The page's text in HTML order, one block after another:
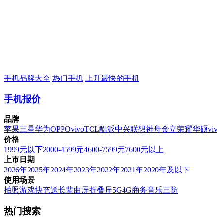
手机品牌大全 热门手机 上升最快的手机
手机报价
品牌
苹果三星华为OPPOvivoTCL酷派中兴联想神舟金立荣耀华硕
价格
1999元以下2000-4599元4600-7599元7600元以上
上市日期
2026年2025年2024年2023年2022年2021年2020年及以下
使用场景
拍照游戏快充送长辈曲屏折叠屏5G4G商务音乐三防
热门搜索